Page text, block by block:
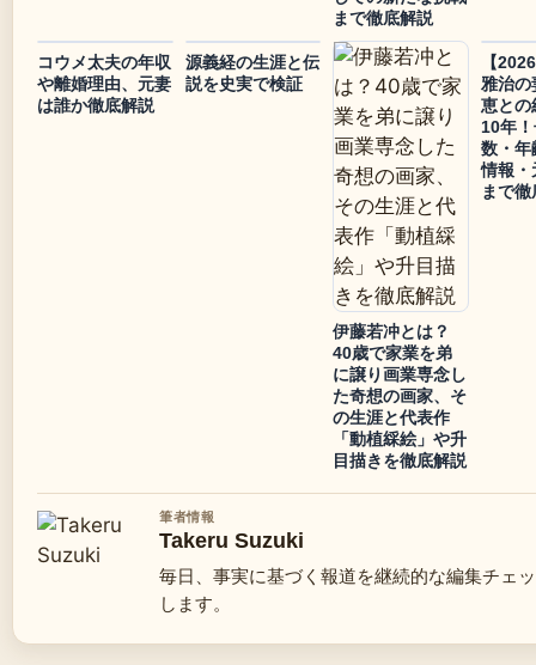
まで徹底解説
コウメ太夫の年収
や離婚理由、元妻
は誰か徹底解説
源義経の生涯と伝
説を史実で検証
伊藤若冲とは？
40歳で家業を弟
に譲り画業専念し
た奇想の画家、そ
の生涯と代表作
「動植綵絵」や升
目描きを徹底解説
【
雅治の
恵との
10年
数・年
情報・
まで
筆者情報
Takeru Suzuki
毎日、事実に基づく報道を継続的な編集チェ
します。